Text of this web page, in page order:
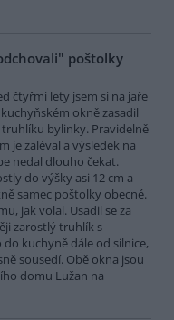
poštolky
čtyřmi lety jsem si na jaře
okně zasadil
bylinky. Pravidelně
je zaléval a výsledek na
nedal dlouho čekat.
do výšky asi 12 cm a
samec poštolky obecné.
jak volal. Usadil se za
zarostlý truhlík s
kuchyně dále od silnice,
sousedí. Obě okna jsou
domu Lužan na